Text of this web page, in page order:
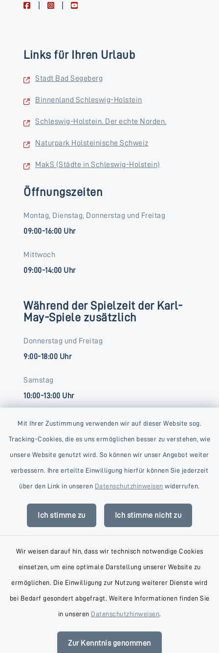
Mit Ihrer Zustimmung verwenden wir auf dieser Website sog.
Tracking-Cookies, die es uns ermöglichen besser zu verstehen, wie
unsere Website genutzt wird. So können wir unser Angebot weiter
verbessern. Ihre erteilte Einwilligung hierfür können Sie jederzeit
über den Link in unseren Datenschutzhinweisen widerrufen.
Ich stimme zu Ich stimme nicht zu
Wir weisen darauf hin, dass wir technisch notwendige Cookies
einsetzen, um eine optimale Darstellung unserer Website zu
ermöglichen. Die Einwilligung zur Nutzung weiterer Dienste wird
bei Bedarf gesondert abgefragt. Weitere Informationen finden Sie
in unseren Datenschutzhinweisen.
Zur Kenntnis genommen
facebookinstagramyoutube
Links für Ihren Urlaub
Stadt Bad Segeberg
Binnenland Schleswig-Holstein
Schleswig-Holstein. Der echte Norden.
Naturpark Holsteinische Schweiz
MakS (Städte in Schleswig-Holstein)
Öffnungszeiten
Montag, Dienstag, Donnerstag und Freitag
09:00-16:00 Uhr
Mittwoch
09:00-14:00 Uhr
Während der Spielzeit der Karl-
May-Spiele zusätzlich
Donnerstag und Freitag
9:00-18:00 Uhr
Samstag
10:00-13:00 Uhr
Kontakt
Datenschutz
Impressum
Sitemap